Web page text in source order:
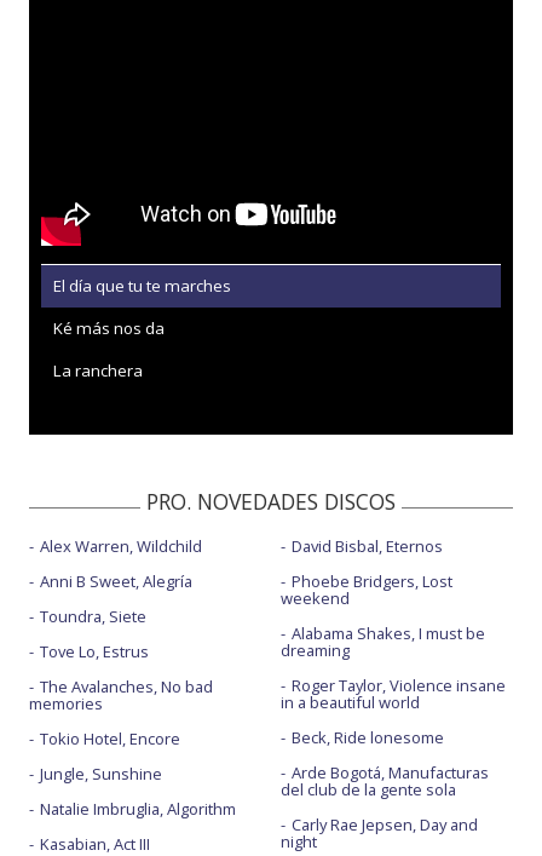
El día que tu te marches
Ké más nos da
La ranchera
PRO. NOVEDADES DISCOS
Alex Warren, Wildchild
Anni B Sweet, Alegría
Toundra, Siete
Tove Lo, Estrus
The Avalanches, No bad
memories
Tokio Hotel, Encore
Jungle, Sunshine
Natalie Imbruglia, Algorithm
Kasabian, Act III
David Bisbal, Eternos
Phoebe Bridgers, Lost
weekend
Alabama Shakes, I must be
dreaming
Roger Taylor, Violence insane
in a beautiful world
Beck, Ride lonesome
Arde Bogotá, Manufacturas
del club de la gente sola
Carly Rae Jepsen, Day and
night